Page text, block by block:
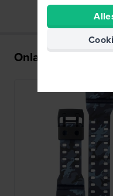
Onlangs bekeken